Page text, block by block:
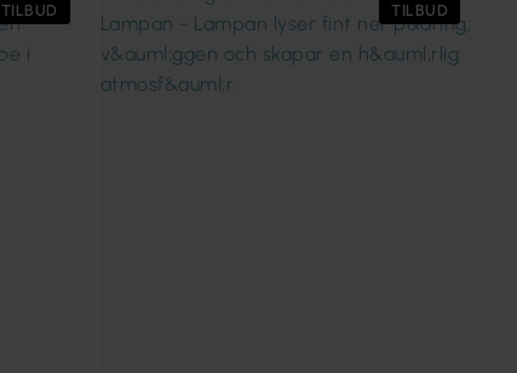
TILBUD TILBUD